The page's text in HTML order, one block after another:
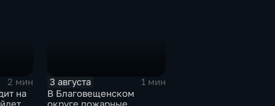
2 мин
на
3 августа
1 мин
В Благовещенском
округе пожарные